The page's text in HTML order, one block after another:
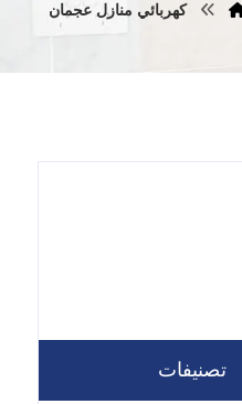
كهربائي منازل عجمان
تصنيفات